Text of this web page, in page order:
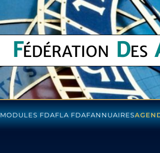
FÉDÉRATION DES
MODULES FDAFLA FDAFANNUAIRES